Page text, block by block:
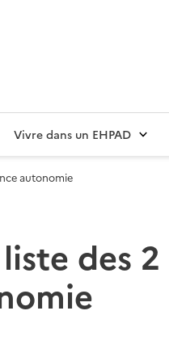
Vivre dans un EHPAD
autonomie
des